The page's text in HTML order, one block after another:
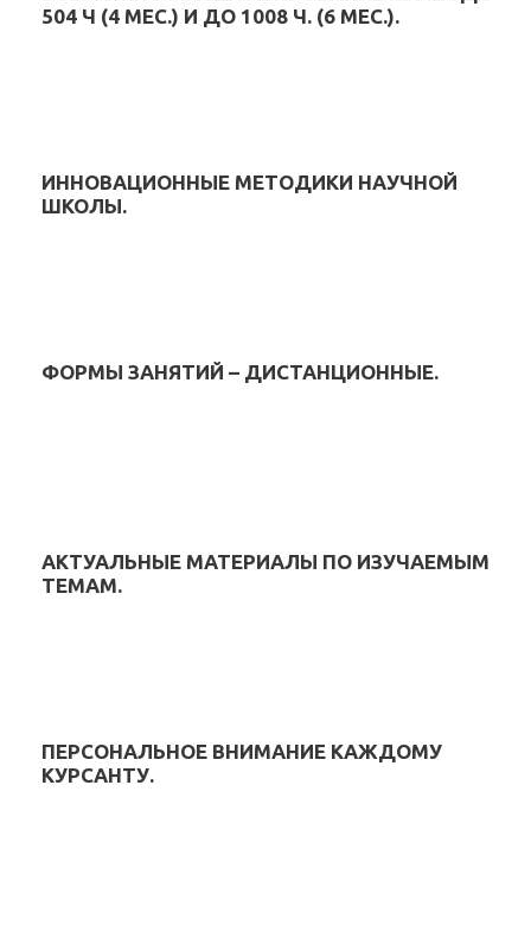
504 Ч (4 МЕС.) И ДО 1008 Ч. (6 МЕС.).
ИННОВАЦИОННЫЕ МЕТОДИКИ НАУЧНОЙ
ШКОЛЫ.
ФОРМЫ ЗАНЯТИЙ – ДИСТАНЦИОННЫЕ.
АКТУАЛЬНЫЕ МАТЕРИАЛЫ ПО ИЗУЧАЕМЫМ
ТЕМАМ.
ПЕРСОНАЛЬНОЕ ВНИМАНИЕ КАЖДОМУ
КУРСАНТУ.